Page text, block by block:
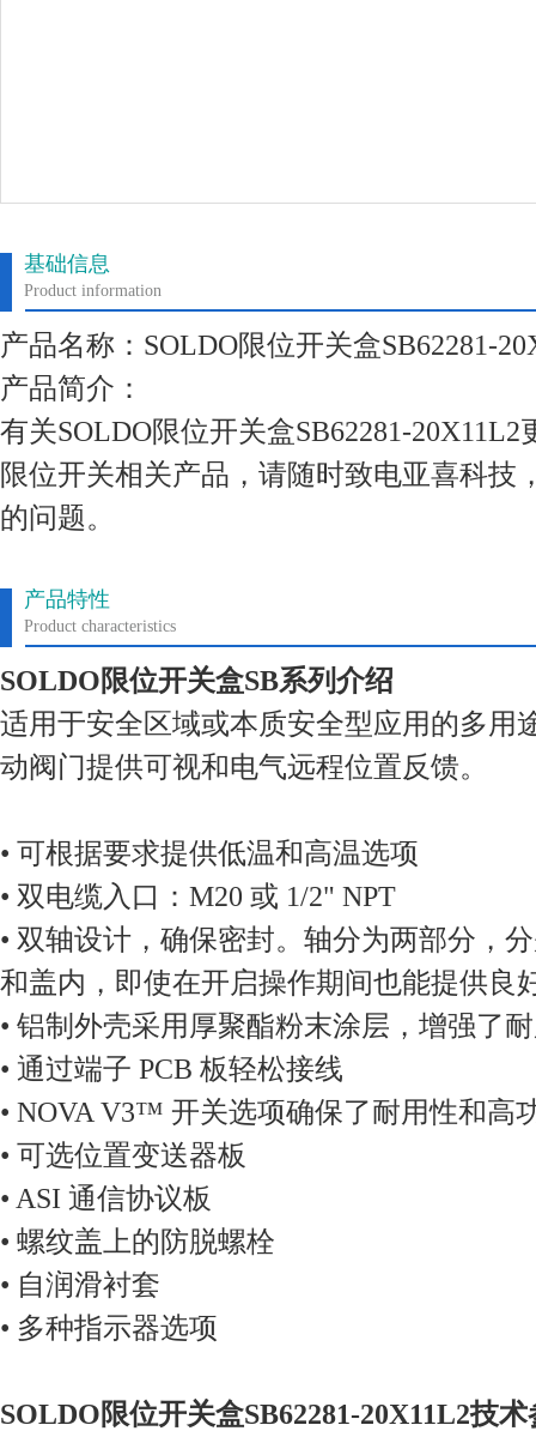
基础信息
Product information
产品名称：SOLDO限位开关盒SB62281-
产品简介：
有关SOLDO限位开关盒SB62281-
限位开关相关产品，请随时致电亚喜科技
的问题。
产品特性
Product characteristics
SOLDO限位开关盒SB系列介绍
适用于安全区域或本质安全型应用的多用
动阀门提供可视和电气远程位置反馈。
• 可根据要求提供低温和高温选项
• 双电缆入口：M20 或 1/2" NPT
• 双轴设计，确保密封。轴分为两部分，
和盖内，即使在开启操作期间也能提供良
• 铝制外壳采用厚聚酯粉末涂层，增强了
• 通过端子 PCB 板轻松接线
• NOVA V3™ 开关选项确保了耐用性和高
• 可选位置变送器板
• ASI 通信协议板
• 螺纹盖上的防脱螺栓
• 自润滑衬套
• 多种指示器选项
SOLDO限位开关盒SB62281-20X11L2技术